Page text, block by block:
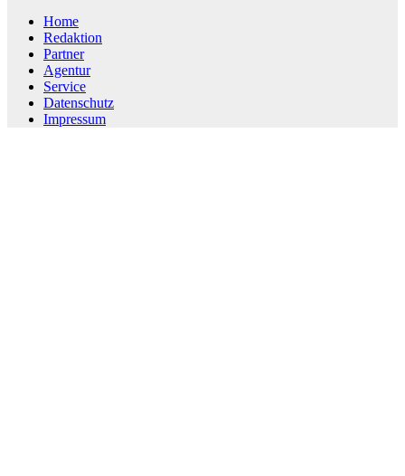
Home
Redaktion
Partner
Agentur
Service
Datenschutz
Impressum